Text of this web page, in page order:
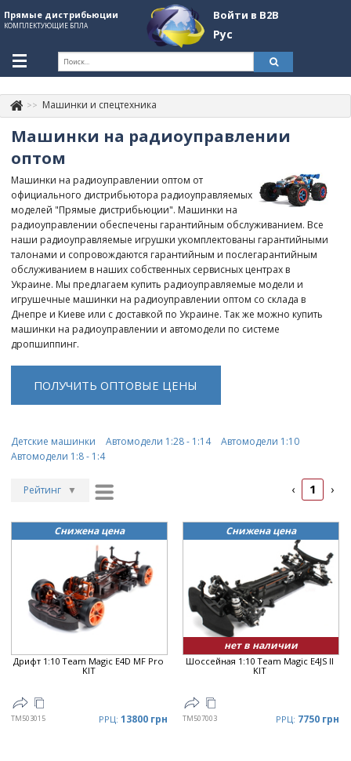
Прямые дистрибьюции
КОМПЛЕКТУЮЩИЕ БПЛА
Войти в B2B
Рус
+380507774092 Контакты
About Company
Обзоры
Категории
Бренды
Войти в B2B
Стать партнером
Машинки и спецтехника
Машинки на радиоуправлении
оптом
Машинки на радиоуправлении оптом от
официального дистрибьютора радиоуправляемых
моделей "Прямые дистрибьюции". Машинки на
радиоуправлении обеспечены гарантийным обслуживанием. Все
наши радиоуправляемые игрушки укомплектованы гарантийными
талонами и сопровождаются гарантийным и послегарантийным
обслуживанием в наших собственных сервисных центрах в
Украине. Мы предлагаем купить радиоуправляемые модели и
игрушечные машинки на радиоуправлении оптом со склада в
Днепре и Киеве или с доставкой по Украине. Так же можно купить
машинки на радиоуправлении и автомодели по системе
дропшиппинг.
ПОЛУЧИТЬ ОПТОВЫЕ ЦЕНЫ
Детские машинки Автомодели 1:28 - 1:14
Автомодели 1:10
Автомодели 1:8 - 1:4
Рейтинг ▼
Дата ▲
Цена
▲
Цена ▼
‹ 1 ›
Снижена цена
Дрифт 1:10 Team Magic E4D MF Pro
KIT
TM503015 РРЦ: 13800 грн
Снижена цена
нет в наличии
Шоссейная 1:10 Team Magic E4JS II
KIT
TM507003 РРЦ: 7750 грн